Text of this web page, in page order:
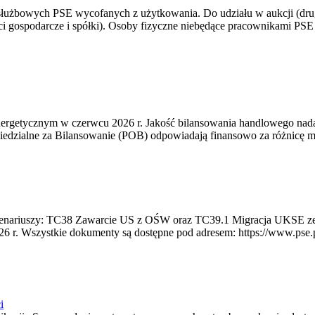
PSE wycofanych z użytkowania. Do udziału w aukcji
gospodarcze i spółki). Osoby fizyczne niebędące pracownikami
w czerwcu 2026 r. Jakość bilansowania handlowego
za Bilansowanie (POB) odpowiadają finansowo za różnicę
TC38 Zawarcie US z OŚW oraz TC39.1 Migracja
Wszystkie dokumenty są dostępne pod adresem: https://